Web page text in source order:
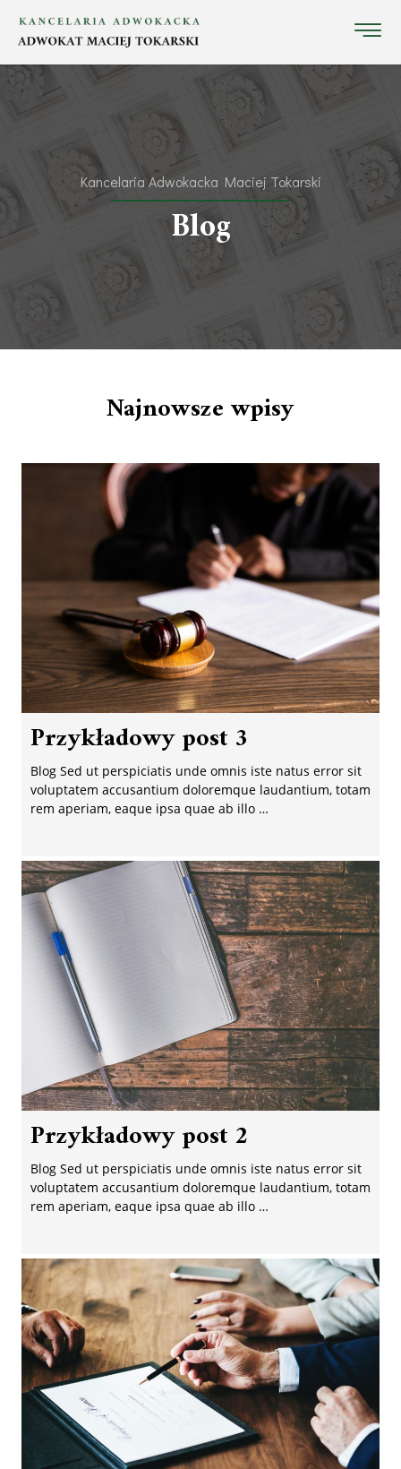
Kancelaria Adwokacka Maciej Tokarski
Blog
Najnowsze wpisy
Przykładowy post 3
Blog Sed ut perspiciatis unde omnis iste natus error sit
voluptatem accusantium doloremque laudantium, totam
rem aperiam, eaque ipsa quae ab illo …
Przykładowy post 2
Blog Sed ut perspiciatis unde omnis iste natus error sit
voluptatem accusantium doloremque laudantium, totam
rem aperiam, eaque ipsa quae ab illo …